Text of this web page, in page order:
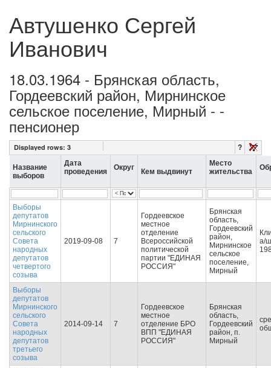
Автушенко Сергей
Иванович
18.03.1964 - Брянская область,
Гордеевский район, Мирнинское
сельское поселение, Мирный - -
пенсионер
Displayed rows: 3 ?
Название
выборов
Дата
проведения
Округ Кем выдвинут
Место
жительства
Выборы
депутатов
Мирнинского
сельского
Совета
народных
депутатов
четвертого
созыва
2019-09-08 7
Гордеевское
местное
отделение
Всероссийской
политической
партии "ЕДИНАЯ
РОССИЯ"
Брянская
область,
Гордеевский
район,
Мирнинское
сельское
поселение,
Мирный
а/
Выборы
депутатов
Мирнинского
сельского
Совета
народных
депутатов
третьего
созыва
2014-09-14 7
Гордеевское
местное
отделение БРО
ВПП "ЕДИНАЯ
РОССИЯ"
Брянская
область,
Гордеевский
район, п.
Мирный